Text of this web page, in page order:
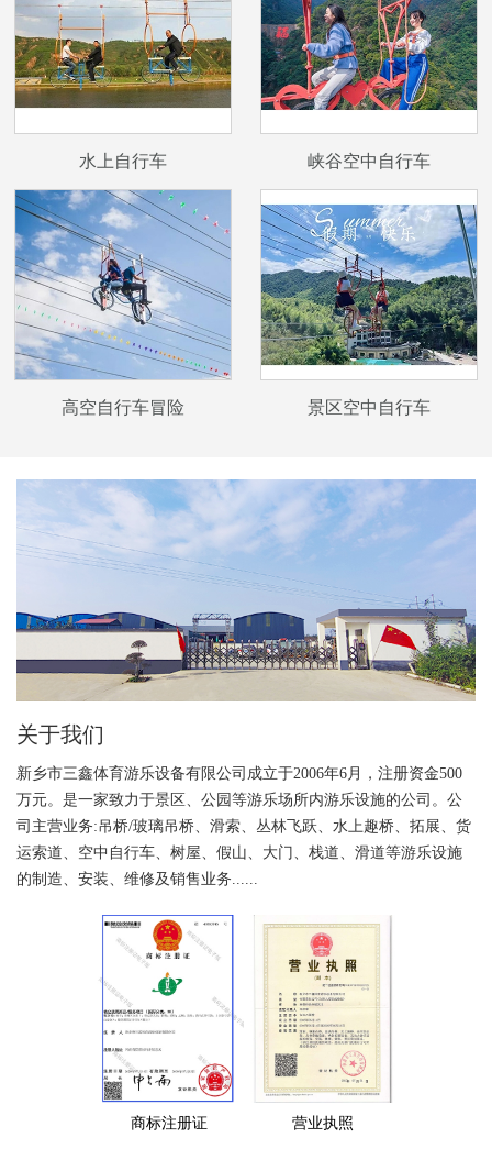
水上自行车 峡谷空中自行车
高空自行车冒险 景区空中自行车
关于我们
新乡市三鑫体育游乐设备有限公司成立于2006年6月，注册资金500
万元。是一家致力于景区、公园等游乐场所内游乐设施的公司。公
司主营业务:吊桥/玻璃吊桥、滑索、丛林飞跃、水上趣桥、拓展、货
运索道、空中自行车、树屋、假山、大门、栈道、滑道等游乐设施
的制造、安装、维修及销售业务......
商标注册证 营业执照